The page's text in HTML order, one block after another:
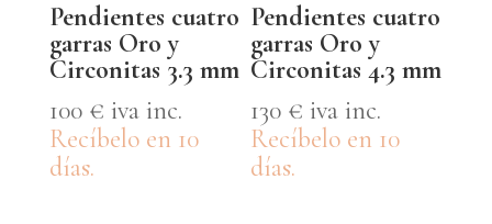
Pendientes cuatro
garras Oro y
Circonitas 3.3 mm
100 € iva inc.
Recíbelo en 10
días.
Pendientes cuatro
garras Oro y
Circonitas 4.3 mm
130 € iva inc.
Recíbelo en 10
días.